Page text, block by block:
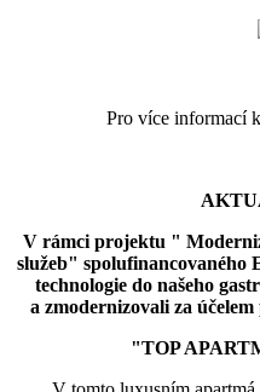
Pro více informací
V rámci projektu "
služeb" spolufinancovaného
technologie do našeho
a zmodernizovali za
"TOP